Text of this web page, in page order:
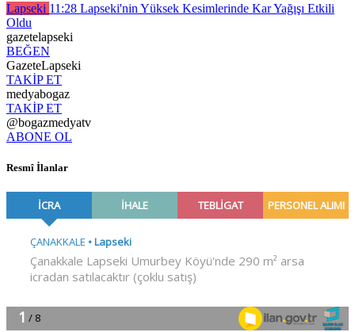
Lapseki 11:28 Lapseki'nin Yüksek Kesimlerinde Kar Yağışı Etkili
Oldu
gazetelapseki
BEĞEN
GazeteLapseki
TAKİP ET
medyabogaz
TAKİP ET
@bogazmedyatv
ABONE OL
Resmî İlanlar